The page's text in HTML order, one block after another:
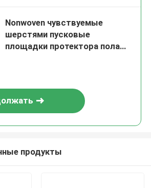
Nonwoven чувствуемые
шерстями пусковые
площадки протектора пола
продукты